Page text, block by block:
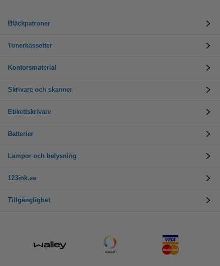
Bläckpatroner
Tonerkassetter
Kontorsmaterial
Skrivare och skanner
Etikettskrivare
Batterier
Lampor och belysning
123ink.se
Tillgänglighet